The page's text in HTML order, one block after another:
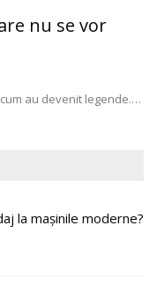
nu se vor
au devenit legende.…
la mașinile moderne?